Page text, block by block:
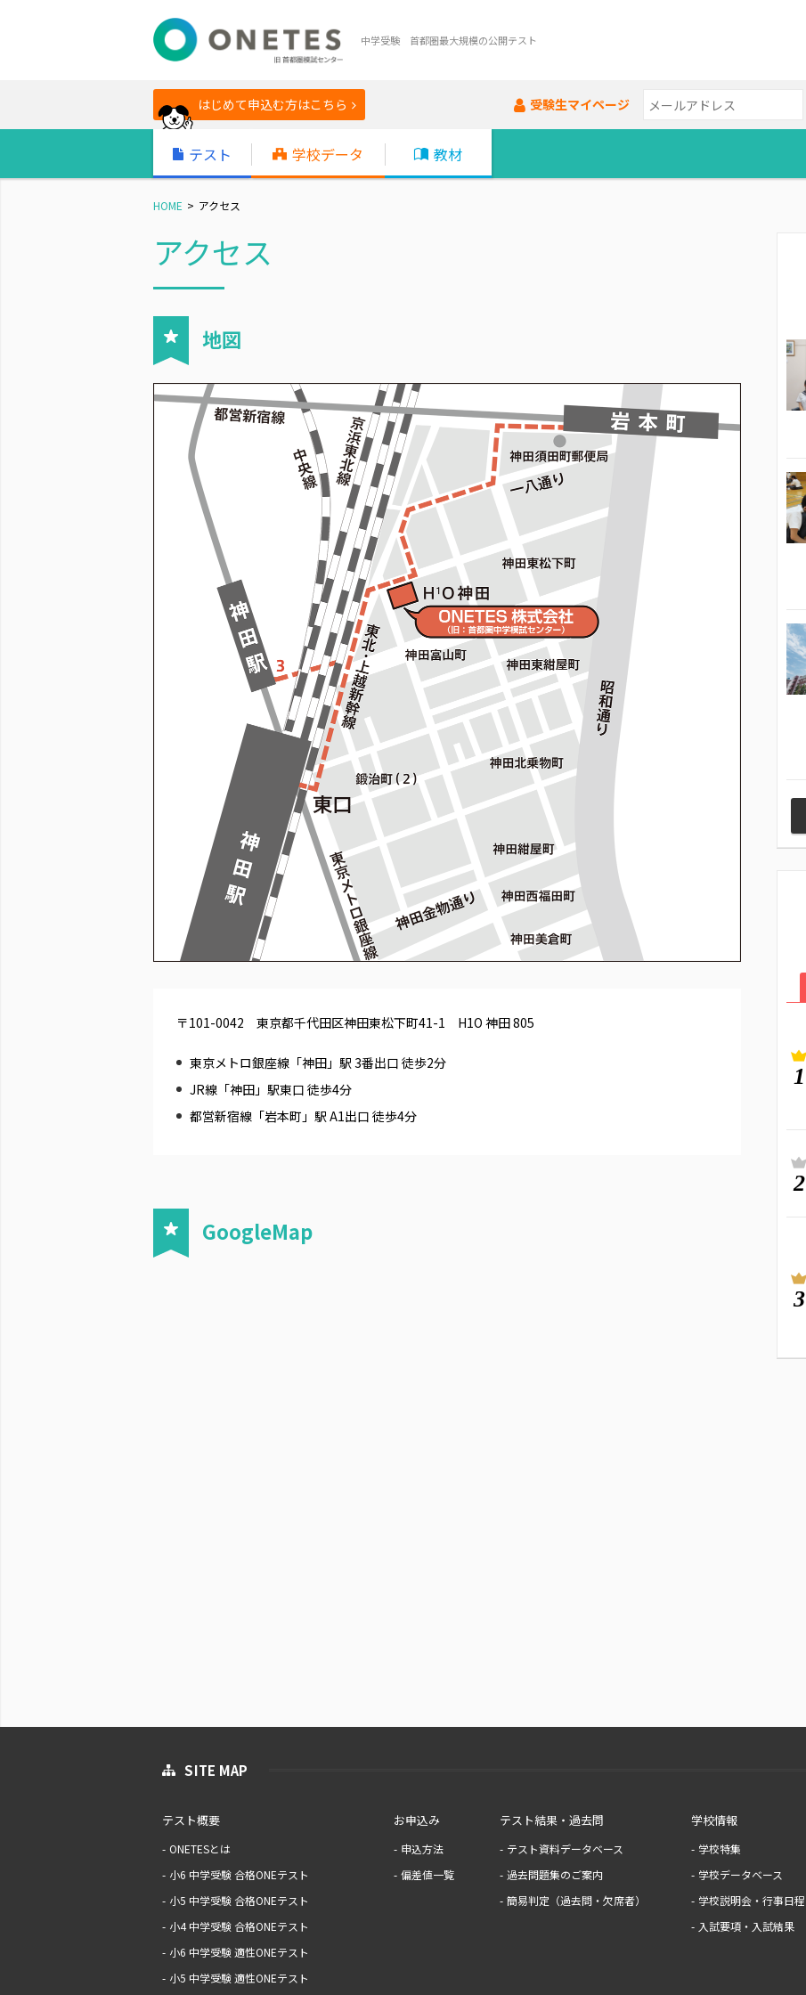
中学受験 首都圏最大規模の公開テスト
はじめて申込む方はこちら 受験生マイページ
テスト 学校データ 教材
HOME アクセス
アクセス
地図
〒101-0042 東京都千代田区神田東松下町41-1 H1O 神田 805
東京メトロ銀座線「神田」駅 3番出口 徒歩2分
JR線「神田」駅東口 徒歩4分
都営新宿線「岩本町」駅 A1出口 徒歩4分
GoogleMap
1
2
3
SITE MAP
テスト概要
ONETESとは
小6 中学受験 合格ONEテスト
小5 中学受験 合格ONEテスト
小4 中学受験 合格ONEテスト
小6 中学受験 適性ONEテスト
小5 中学受験 適性ONEテスト
お申込み
申込方法
偏差値一覧
テスト結果・過去問
テスト資料データベース
過去問題集のご案内
簡易判定（過去問・欠席者）
学校情報
学校特集
学校データベース
学校説明会・行事日程
入試要項・入試結果